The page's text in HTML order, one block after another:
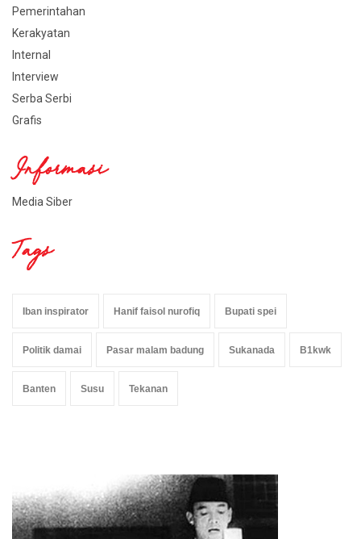
Pemerintahan
Kerakyatan
Internal
Interview
Serba Serbi
Grafis
Informasi
Media Siber
Tags
Iban inspirator Hanif faisol nurofiq Bupati spei
Politik damai Pasar malam badung Sukanada B1kwk
Banten Susu Tekanan